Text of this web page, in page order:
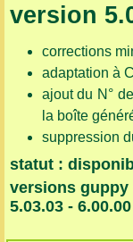
version
corrections
adaptation à
ajout du N°
la boîte
suppression
statut :
versions guppy
5.03.03 -